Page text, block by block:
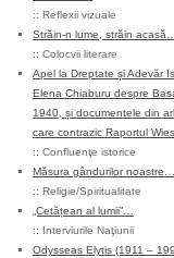
:: Reflexii vizuale
Străin-n lume, străin acasă…
:: Colocvii literare
Apel la Dreptate și Adevăr
Elena Chiaburu despre
1940, și documentele din
care contrazic Raportul
:: Confluenţe istorice
Măsura gândurilor noastre…
:: Religie/Spiritualitate
„Cetățean al lumii”…
:: Interviurile Naţiunii
Odysseas Elytis (1911 –